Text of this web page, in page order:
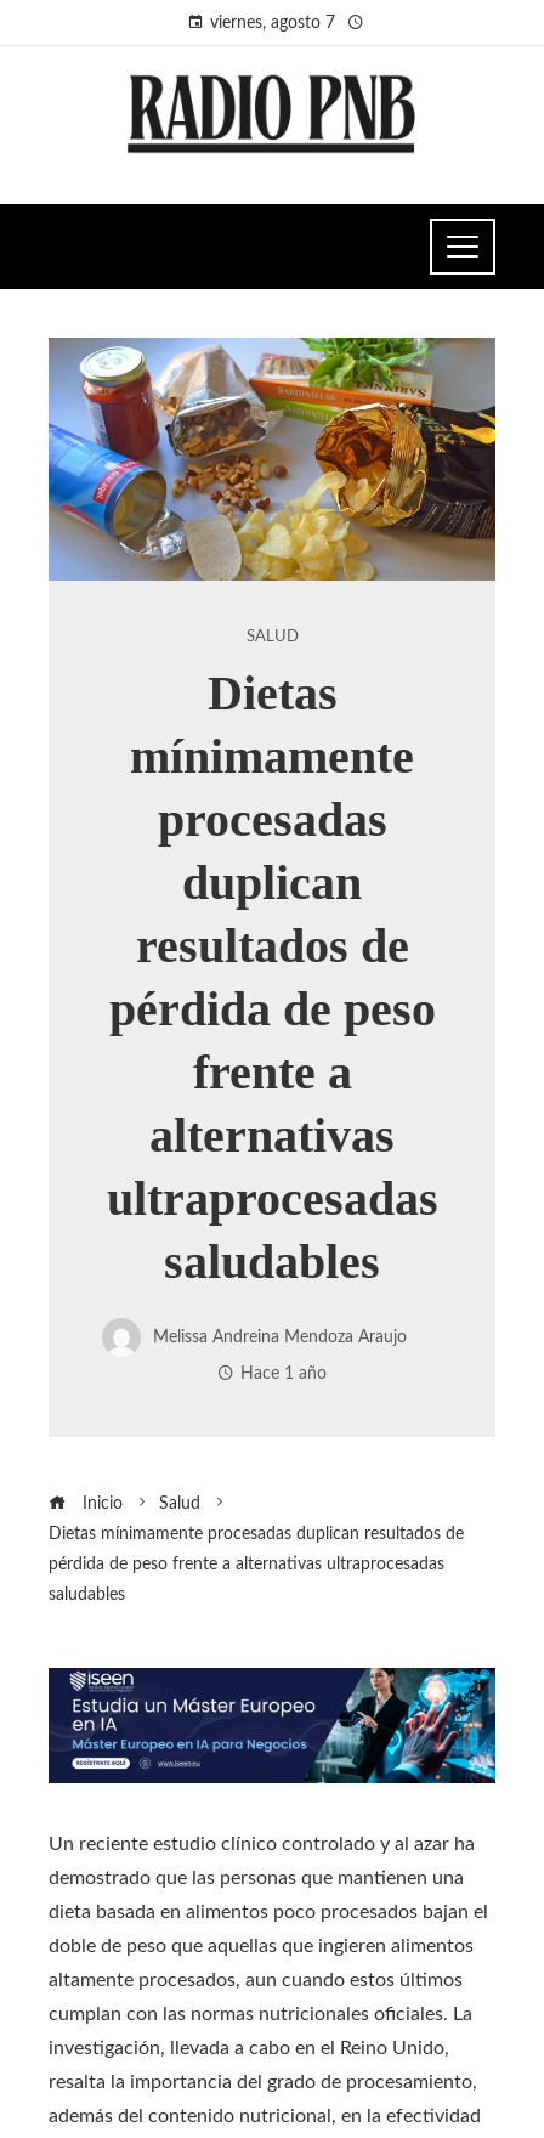
viernes, agosto 7
SALUD
Dietas
mínimamente
procesadas
duplican
resultados de
pérdida de peso
frente a
alternativas
ultraprocesadas
saludables
Melissa Andreina Mendoza Araujo
Hace 1 año
Inicio
Salud
Dietas mínimamente procesadas duplican resultados de
pérdida de peso frente a alternativas ultraprocesadas
saludables
Un reciente estudio clínico controlado y al azar ha
demostrado que las personas que mantienen una
dieta basada en alimentos poco procesados bajan el
doble de peso que aquellas que ingieren alimentos
altamente procesados, aun cuando estos últimos
cumplan con las normas nutricionales oficiales. La
investigación, llevada a cabo en el Reino Unido,
resalta la importancia del grado de procesamiento,
además del contenido nutricional, en la efectividad